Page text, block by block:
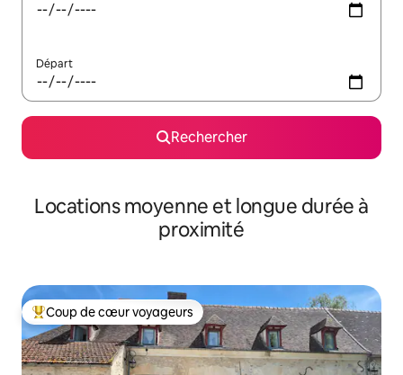
Départ
Rechercher
Locations moyenne et longue durée à
proximité
Coups de cœur voyageurs les plus appréciés
Coup de cœur voyageurs